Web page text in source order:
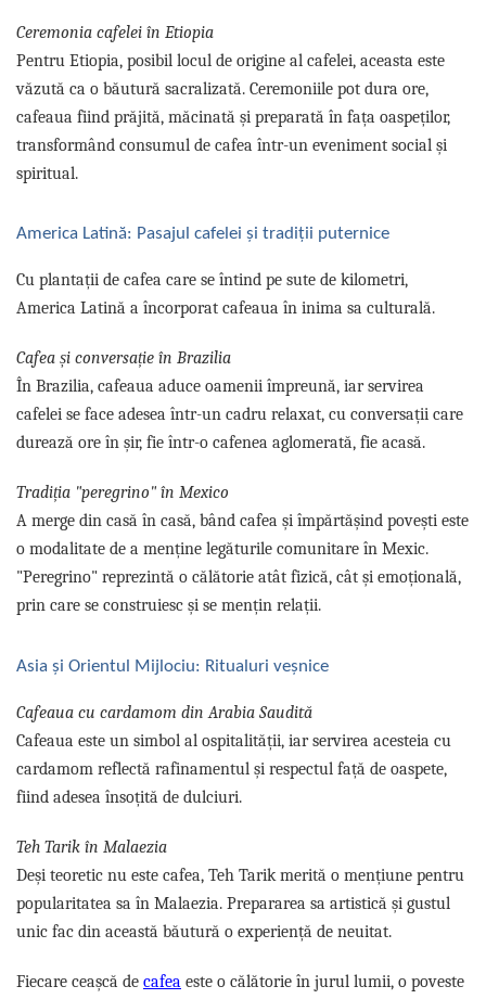
Ceremonia cafelei în Etiopia
Pentru Etiopia, posibil locul de origine al cafelei, aceasta este
văzută ca o băutură sacralizată. Ceremoniile pot dura ore,
cafeaua fiind prăjită, măcinată și preparată în fața oaspeților,
transformând consumul de cafea într-un eveniment social și
spiritual.
America Latină: Pasajul cafelei și tradiții puternice
Cu plantații de cafea care se întind pe sute de kilometri,
America Latină a încorporat cafeaua în inima sa culturală.
Cafea și conversație în Brazilia
În Brazilia, cafeaua aduce oamenii împreună, iar servirea
cafelei se face adesea într-un cadru relaxat, cu conversații care
durează ore în șir, fie într-o cafenea aglomerată, fie acasă.
Tradiția "peregrino" în Mexico
A merge din casă în casă, bând cafea și împărtășind povești este
o modalitate de a menține legăturile comunitare în Mexic.
"Peregrino" reprezintă o călătorie atât fizică, cât și emoțională,
prin care se construiesc și se mențin relații.
Asia și Orientul Mijlociu: Ritualuri veșnice
Cafeaua cu cardamom din Arabia Saudită
Cafeaua este un simbol al ospitalității, iar servirea acesteia cu
cardamom reflectă rafinamentul și respectul față de oaspete,
fiind adesea însoțită de dulciuri.
Teh Tarik în Malaezia
Deși teoretic nu este cafea, Teh Tarik merită o mențiune pentru
popularitatea sa în Malaezia. Prepararea sa artistică și gustul
unic fac din această băutură o experiență de neuitat.
Fiecare ceașcă de cafea este o călătorie în jurul lumii, o poveste